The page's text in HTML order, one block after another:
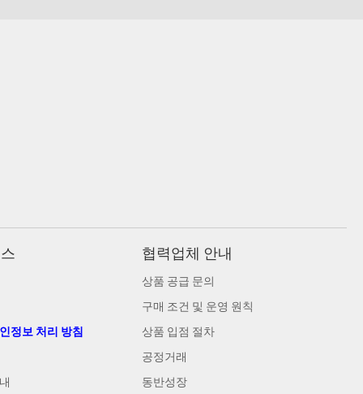
정보 처리 방침
협력업체 안내
상품 공급 문의
구매 조건 및 운영 원칙
상품 입점 절차
공정거래
동반성장